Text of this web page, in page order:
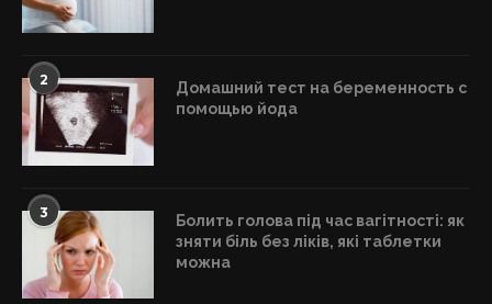
2
Домашний тест на беременность с
помощью йода
3
Болить голова під час вагітності: як
зняти біль без ліків, які таблетки
можна